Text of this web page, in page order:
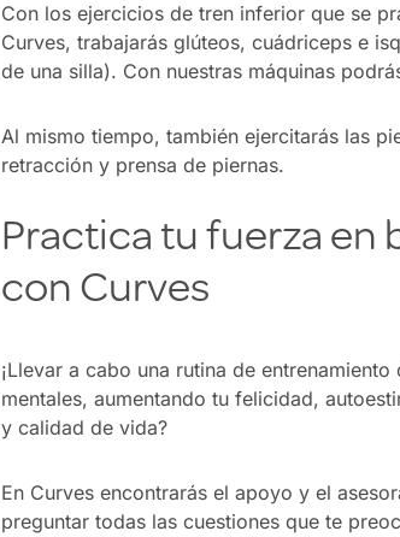
Con los ejercicios de tren inferior que se
Curves, trabajarás glúteos, cuádriceps e
de una silla). Con nuestras máquinas
Al mismo tiempo, también ejercitarás las
retracción y prensa de piernas.
Practica tu fuerza en
con Curves
¡Llevar a cabo una rutina de
mentales, aumentando tu felicidad,
y calidad de vida?
En Curves encontrarás el apoyo y el
preguntar todas las cuestiones que te